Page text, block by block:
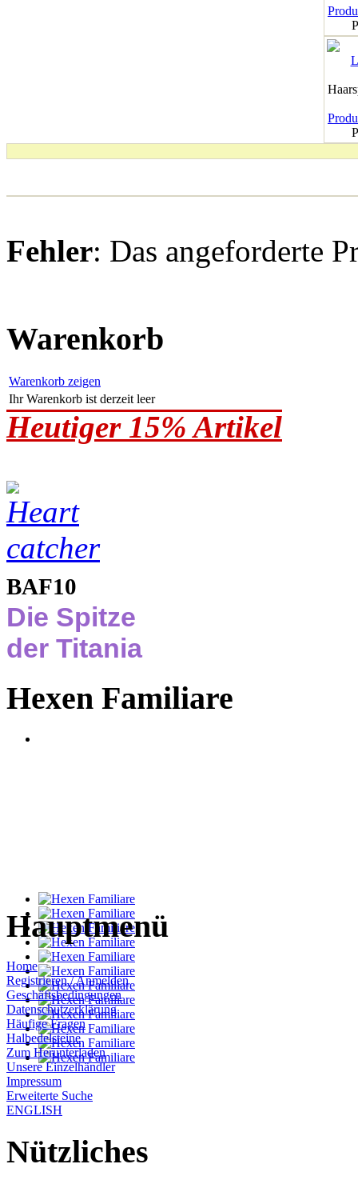
Fehler: Das angeforderte
Warenkorb
Warenkorb zeigen
Ihr Warenkorb ist derzeit leer
Heutiger 15% Artikel
BAF10
Die Spitze
der Titania
Hexen Familiare
Hauptmenü
Home
Registrieren / Anmelden
Geschäftsbedingungen
Datenschutzerklärung
Häufige Fragen
Halbedelsteine
Zum Herunterladen
Unsere Einzelhändler
Impressum
Erweiterte Suche
ENGLISH
Nützliches